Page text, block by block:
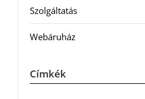
Szolgáltatás
Webáruház
Címkék